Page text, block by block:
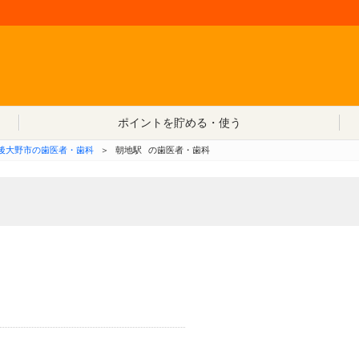
ポイントを貯める・使う
大野市の歯医者・歯科 ＞ 朝地駅 の歯医者・歯科